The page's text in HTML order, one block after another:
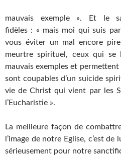
mauvais exemple ». Et le
fidèles : « mais moi qui suis
vous éviter un mal encore
meurtre spirituel, ceux qui se
mauvais exemples et
sont coupables d’un suicide
vie de Christ qui vient par les
l’Eucharistie ».
La meilleure façon de
l’image de notre Eglise, c’est
sérieusement pour notre